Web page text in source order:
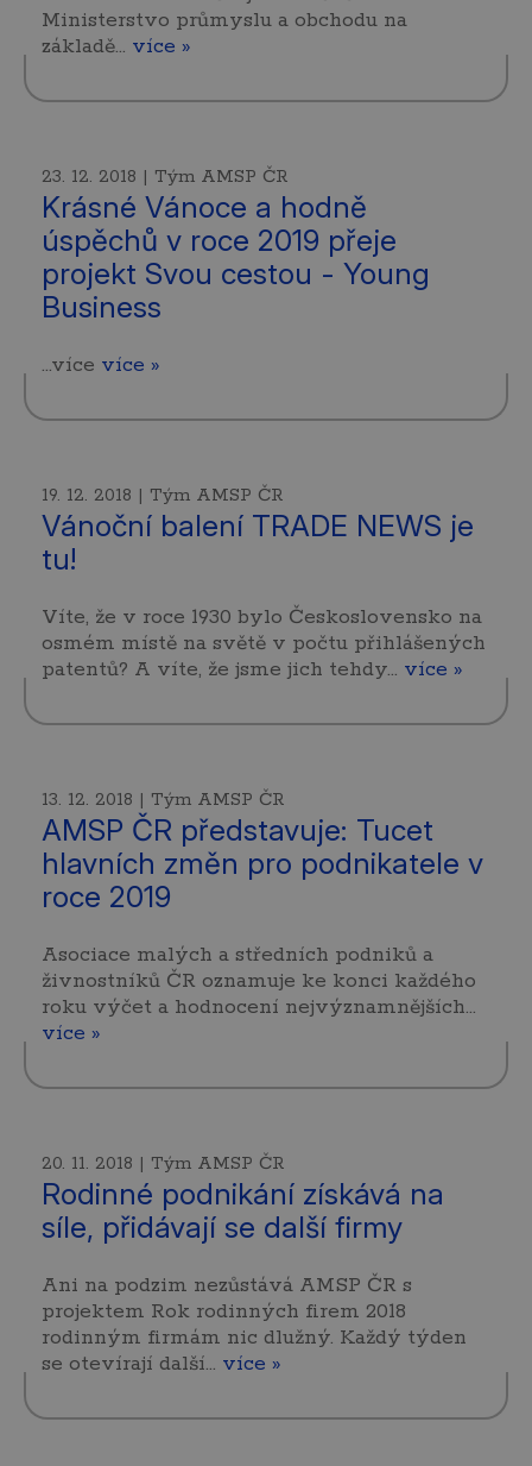
Ministerstvo průmyslu a obchodu na
základě… více »
23. 12. 2018 | Tým AMSP ČR
Krásné Vánoce a hodně
úspěchů v roce 2019 přeje
projekt Svou cestou - Young
Business
...více více »
19. 12. 2018 | Tým AMSP ČR
Vánoční balení TRADE NEWS je
tu!
Víte, že v roce 1930 bylo Československo na
osmém místě na světě v počtu přihlášených
patentů? A víte, že jsme jich tehdy… více »
13. 12. 2018 | Tým AMSP ČR
AMSP ČR představuje: Tucet
hlavních změn pro podnikatele v
roce 2019
Asociace malých a středních podniků a
živnostníků ČR oznamuje ke konci každého
roku výčet a hodnocení nejvýznamnějších…
více »
20. 11. 2018 | Tým AMSP ČR
Rodinné podnikání získává na
síle, přidávají se další firmy
Ani na podzim nezůstává AMSP ČR s
projektem Rok rodinných firem 2018
rodinným firmám nic dlužný. Každý týden
se otevírají další… více »